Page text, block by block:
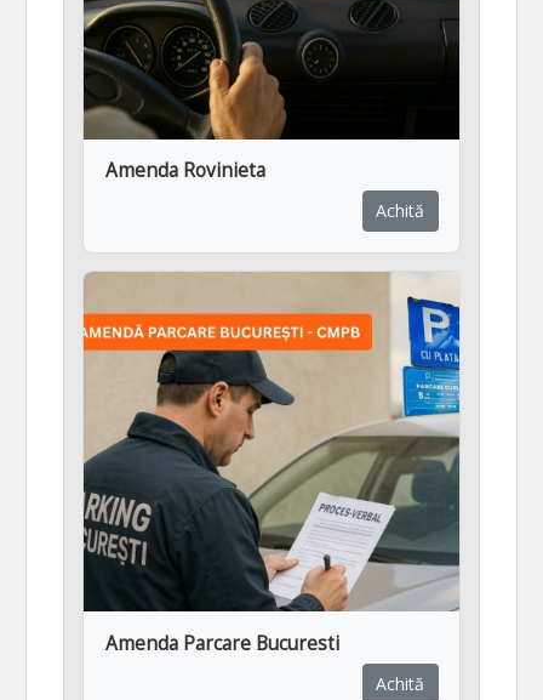
Amenda Rovinieta
Achită
Amenda Parcare Bucuresti
Achită